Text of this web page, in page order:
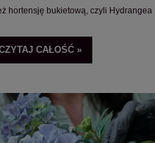
hortensję bukietową, czyli Hydrangea
znajdziesz też hortensje dębolistne,
Każda z nich ma nieco inne
CAŁOŚĆ »